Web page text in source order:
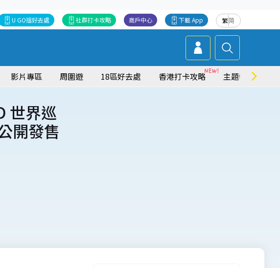
繁简
下載 App
商戶中心
社群打卡攻略
U GO搵好去處
影片專區 周圍遊 18區好去處 香港打卡攻略 主題特集
世界巡
開發售